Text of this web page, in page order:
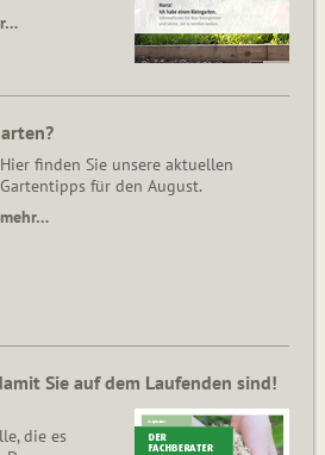
Hier finden Sie unsere aktuellen
Gartentipps für den August.
mehr…
Sie auf dem Laufenden sind!
die es